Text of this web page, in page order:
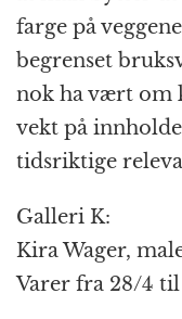
farge på
begrenset
nok ha vært om
vekt på
tidsriktige
Galleri K:
Kira Wager,
Varer fra 28/4 til